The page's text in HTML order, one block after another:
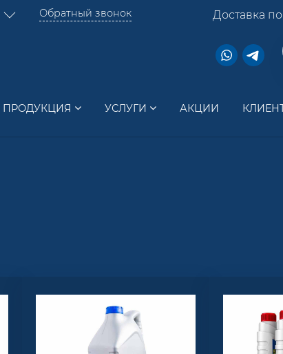
Обратный звонок Доставка
ПРОДУКЦИЯ УСЛУГИ АКЦИИ